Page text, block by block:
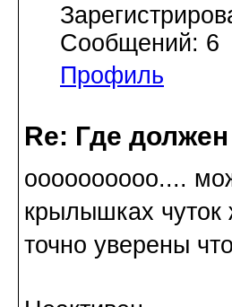
Сообщений: 6
Профиль
Re: Где
оооооооооо....
крылышках чуток
точно уверены